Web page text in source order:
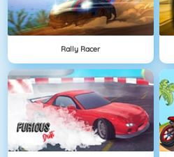
Rally Racer